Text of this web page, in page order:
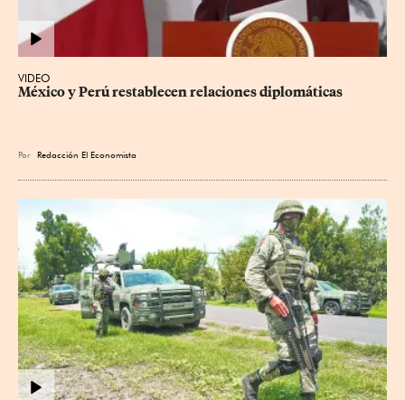
VIDEO
México y Perú restablecen relaciones diplomáticas
Por Redacción El Economista